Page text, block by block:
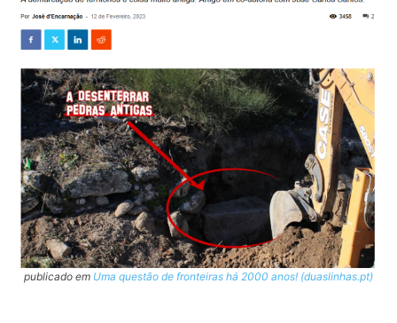
publicado em Uma questão de fronteiras há 2000 anos! (duaslinhas.pt)